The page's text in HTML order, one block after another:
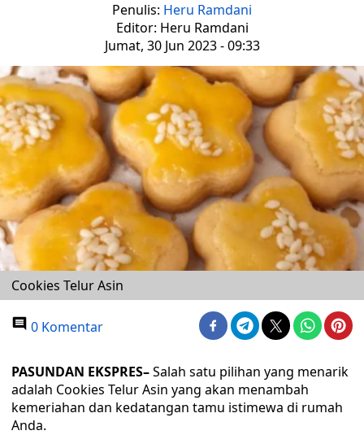
Penulis: Heru Ramdani
Editor: Heru Ramdani
Jumat, 30 Jun 2023 - 09:33
Cookies Telur Asin
0 Komentar
PASUNDAN EKSPRES–Salah satu pilihan yang menarik
adalah Cookies Telur Asin yang akan menambah
kemeriahan dan kedatangan tamu istimewa di rumah
Anda.